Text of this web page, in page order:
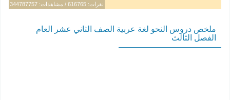
نقرات: 616765 / مشاهدات: 344787757
ملخص دروس النحو لغة عربية الصف الثاني عشر العام
الفصل الثالث